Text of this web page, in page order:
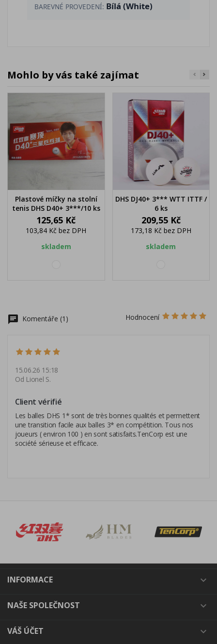
BAREVNÉ PROVEDENÍ: Bílá (White)
Mohlo by vás také zajímat
Plastové míčky na stolní
tenis DHS D40+ 3***/10 ks
Cena
125,65 Kč
103,84 Kčbez DPH
skladem
DHS DJ40+ 3*** WTT ITTF /
6 ks
Cena
209,55 Kč
173,18 Kč bez DPH
skladem
chat Komentáře (1) Hodnocení
15.06.26 15:18
Od Lionel S.
Client vérifié
Les balles DHS 1* sont de très bonnes qualités et permettent
une transition facile aux balles 3* en compétition. Tous nos
joueurs ( environ 100 ) en sont satisfaits.TenCorp est une
société sérieuse et efficace.
INFORMACE 
NAŠE SPOLEČNOST 
VÁŠ ÚČET 